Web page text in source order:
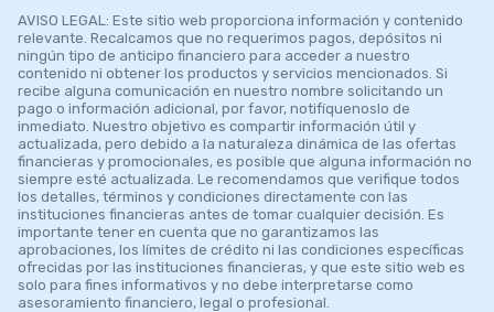
AVISO LEGAL: Este sitio web proporciona información y contenido
relevante. Recalcamos que no requerimos pagos, depósitos ni
ningún tipo de anticipo financiero para acceder a nuestro
contenido ni obtener los productos y servicios mencionados. Si
recibe alguna comunicación en nuestro nombre solicitando un
pago o información adicional, por favor, notifíquenoslo de
inmediato. Nuestro objetivo es compartir información útil y
actualizada, pero debido a la naturaleza dinámica de las ofertas
financieras y promocionales, es posible que alguna información no
siempre esté actualizada. Le recomendamos que verifique todos
los detalles, términos y condiciones directamente con las
instituciones financieras antes de tomar cualquier decisión. Es
importante tener en cuenta que no garantizamos las
aprobaciones, los límites de crédito ni las condiciones específicas
ofrecidas por las instituciones financieras, y que este sitio web es
solo para fines informativos y no debe interpretarse como
asesoramiento financiero, legal o profesional.